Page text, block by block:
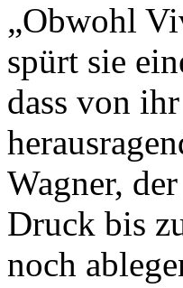
„Obwohl
spürt sie
dass von
Wagner,
Druck bis
noch